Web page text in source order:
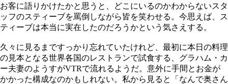
お客に語りかけたかと思うと、どこにいるのかわからないスタ
ッフのスティーブを罵倒しながら皆を笑わせる。今思えば、ス
ティーブは本当に実在したのだろうかという気さえする。
久々に見るまですっかり忘れていたけれど、最初に本日の料理
の見本となる世界各国のレストランで試食する、グラハム・カ
ー夫妻のようすがVTRで流れるようだ。意外に手間とお金が
かかった構成なのかもしれない。私から見ると「なんで奥さん